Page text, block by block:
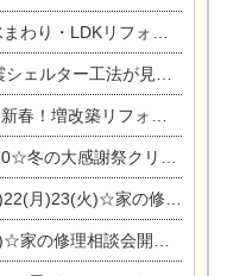
ーム相談会＆エアコン相談会
工法が見れる完成見学会
フォーム&家の修理まつり
謝祭クリスマス相談会開催
理まつり＆増改築リフォーム相談会
会開催 in 扶桑オークビレッジ